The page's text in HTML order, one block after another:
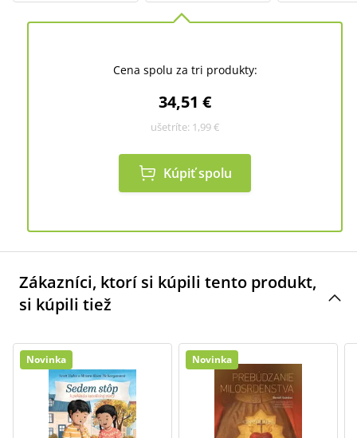
Cena spolu za tri produkty:
34,51 €
ušetríte: 1,99 €
Kúpiť spolu
Zákazníci, ktorí si kúpili tento produkt,
si kúpili tiež
Novinka Novinka